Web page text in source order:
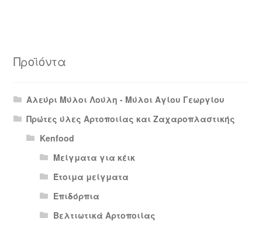
Προϊόντα
Αλεύρι Μύλοι Λούλη - Μύλοι Αγίου Γεωργίου
Πρώτες ύλες Αρτοποιίας και Ζαχαροπλαστικής
Kenfood
Μείγματα για κέικ
Έτοιμα μείγματα
Επιδόρπια
Βελτιωτικά Αρτοποιίας